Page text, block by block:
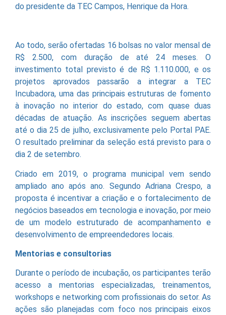
do presidente da TEC Campos, Henrique da Hora.
Ao todo, serão ofertadas 16 bolsas no valor mensal de
R$ 2.500, com duração de até 24 meses. O
investimento total previsto é de R$ 1.110.000, e os
projetos aprovados passarão a integrar a TEC
Incubadora, uma das principais estruturas de fomento
à inovação no interior do estado, com quase duas
décadas de atuação. As inscrições seguem abertas
até o dia 25 de julho, exclusivamente pelo Portal PAE.
O resultado preliminar da seleção está previsto para o
dia 2 de setembro.
Criado em 2019, o programa municipal vem sendo
ampliado ano após ano. Segundo Adriana Crespo, a
proposta é incentivar a criação e o fortalecimento de
negócios baseados em tecnologia e inovação, por meio
de um modelo estruturado de acompanhamento e
desenvolvimento de empreendedores locais.
Mentorias e consultorias
Durante o período de incubação, os participantes terão
acesso a mentorias especializadas, treinamentos,
workshops e networking com profissionais do setor. As
ações são planejadas com foco nos principais eixos